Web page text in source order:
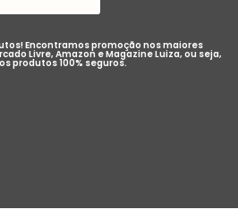
Encontramos promoção nos maiores
Livre, Amazon e Magazine Luiza, ou seja,
produtos 100% seguros.